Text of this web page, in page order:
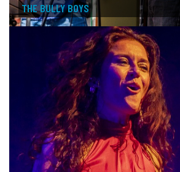
THE BULLY BOYS